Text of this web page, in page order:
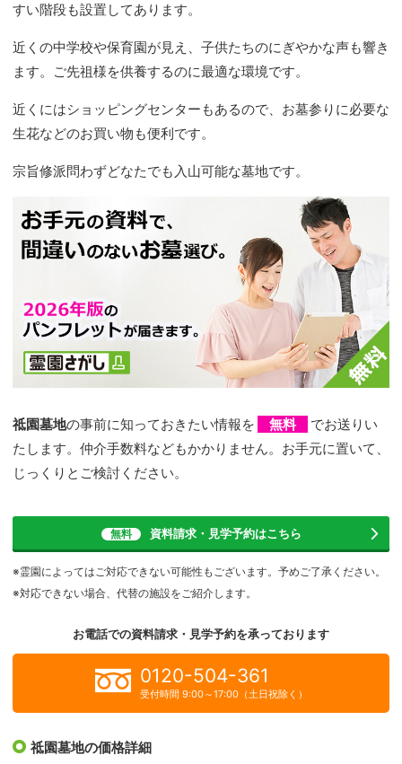
すい階段も設置してあります。
近くの中学校や保育園が見え、子供たちのにぎやかな声も響き
ます。ご先祖様を供養するのに最適な環境です。
近くにはショッピングセンターもあるので、お墓参りに必要な
生花などのお買い物も便利です。
宗旨修派問わずどなたでも入山可能な墓地です。
祗園墓地の事前に知っておきたい情報を 無料
でお送りい
たします。仲介手数料などもかかりません。お手元に置いて、
じっくりとご検討ください。
無料 資料請求・見学予約はこちら
※霊園によってはご対応できない可能性もございます。予めご了承ください。
※対応できない場合、代替の施設をご紹介します。
お電話での資料請求・見学予約を承っております
0120-504-361
受付時間 9:00～17:00（土日祝除く）
祗園墓地の価格詳細